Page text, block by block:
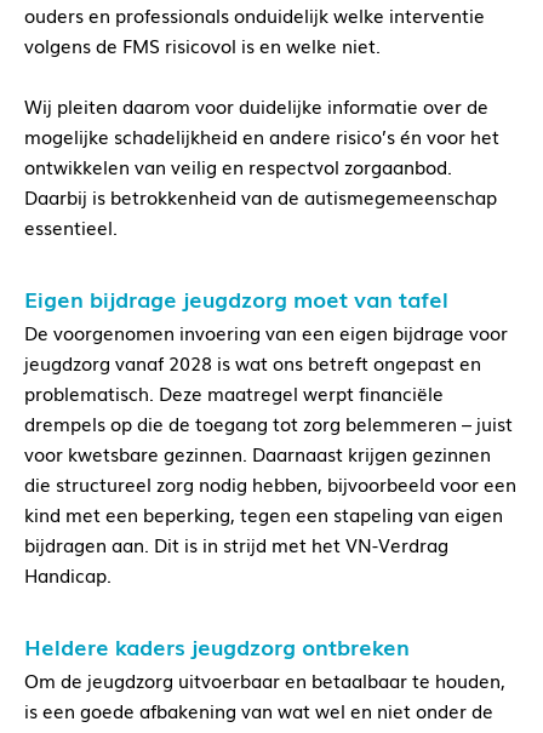
ouders en professionals onduidelijk welke interventie
volgens de FMS risicovol is en welke niet.
Wij pleiten daarom voor duidelijke informatie over de
mogelijke schadelijkheid en andere risico’s én voor het
ontwikkelen van veilig en respectvol zorgaanbod.
Daarbij is betrokkenheid van de autismegemeenschap
essentieel.
Eigen bijdrage jeugdzorg moet van tafel
De voorgenomen invoering van een eigen bijdrage voor
jeugdzorg vanaf 2028 is wat ons betreft ongepast en
problematisch. Deze maatregel werpt financiële
drempels op die de toegang tot zorg belemmeren – juist
voor kwetsbare gezinnen. Daarnaast krijgen gezinnen
die structureel zorg nodig hebben, bijvoorbeeld voor een
kind met een beperking, tegen een stapeling van eigen
bijdragen aan. Dit is in strijd met het VN-Verdrag
Handicap.
Heldere kaders jeugdzorg ontbreken
Om de jeugdzorg uitvoerbaar en betaalbaar te houden,
is een goede afbakening van wat wel en niet onder de